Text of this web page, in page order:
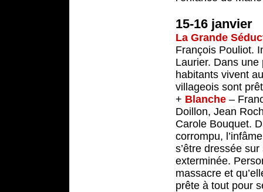
15-16 janvier
La Grande
François Pouliot.
Laurier. Dans
habitants vivent
villageois sont
+ Blanche –
Doillon, Jean
Carole Bouquet.
corrompu,
s’être dressée
exterminée.
massacre et
prête à tout pour